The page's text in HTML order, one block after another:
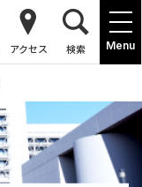
Menu
アクセス 検索